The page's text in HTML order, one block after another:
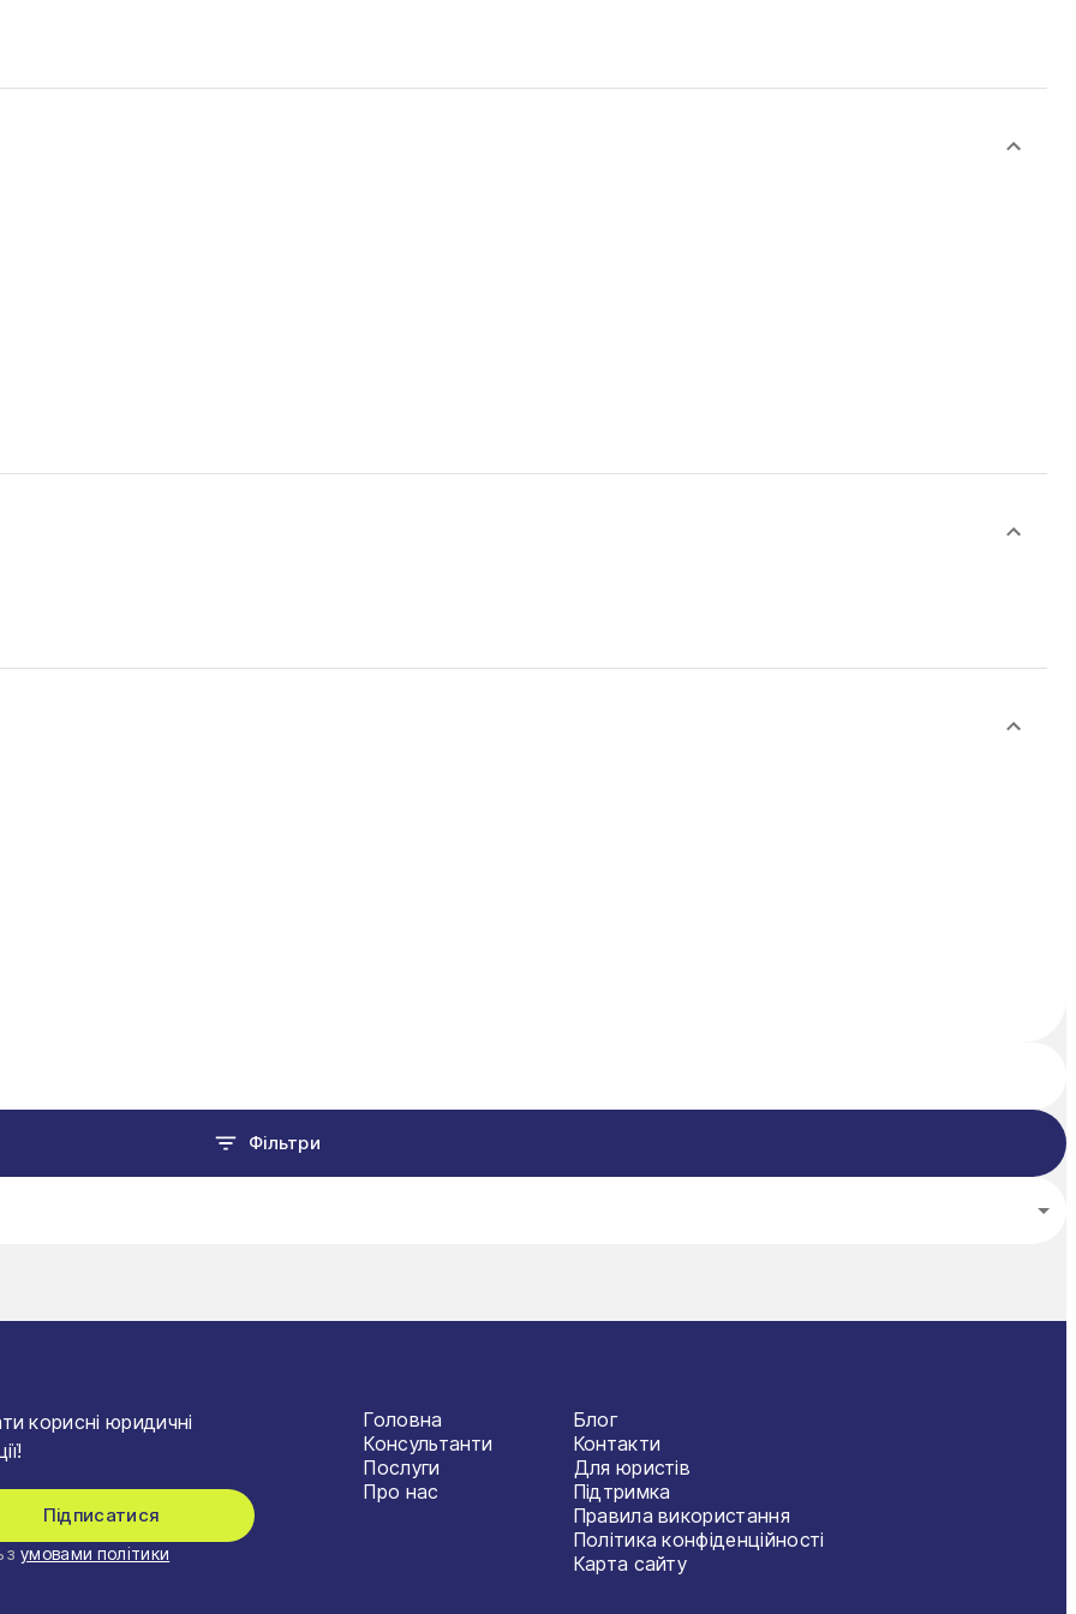
Фільтри
корисні юридичні
Підписатися
з умовами політики
Головна
Консультанти
Послуги
Про нас
Блог
Контакти
Для юристів
Підтримка
Правила використання
Політика конфіденційності
Карта сайту